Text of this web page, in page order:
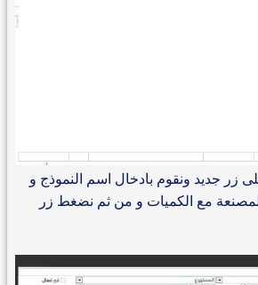
زر جديد ونقوم بادخال اسم النموذج و
و المصنعة مع الكميات و من ثم نضغط زر